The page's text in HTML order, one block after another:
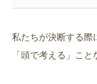
私たちが決断する際
「頭で考える」こと